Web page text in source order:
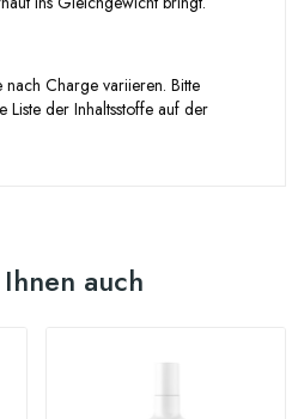
nach Charge variieren. Bitte
Liste der Inhaltsstoffe auf der
auch